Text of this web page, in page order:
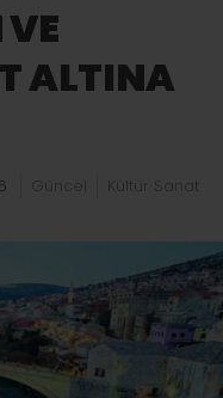
ALTINA
Kültür Sanat